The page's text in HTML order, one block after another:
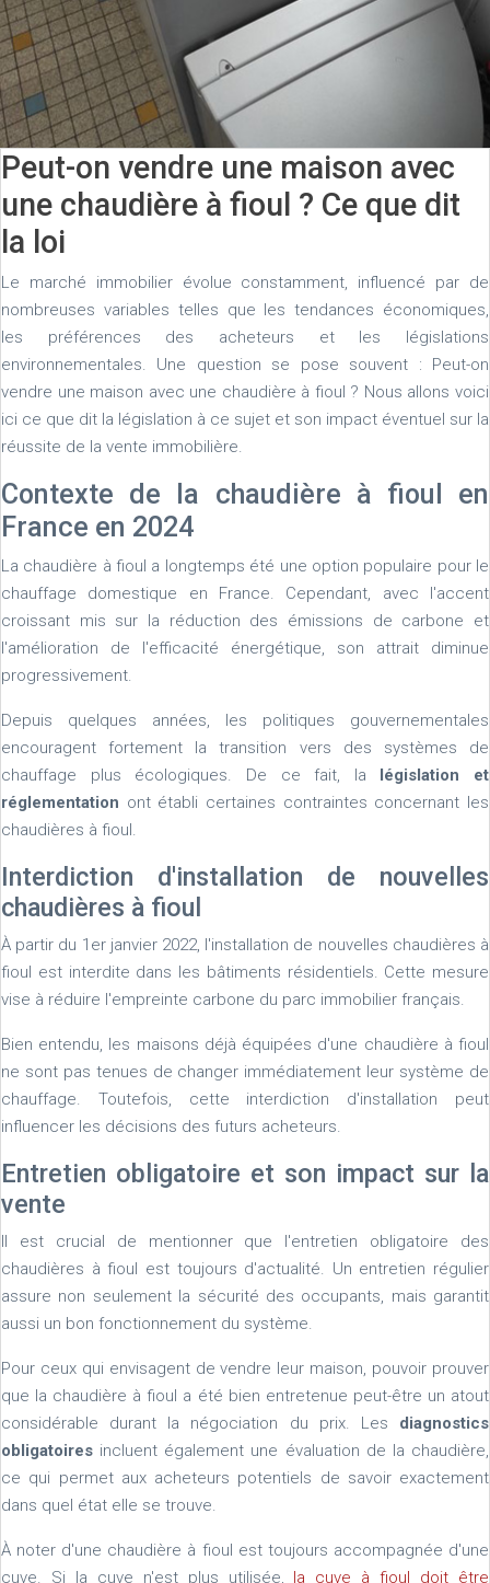
Peut-on vendre une maison avec
une chaudière à fioul ? Ce que dit
la loi
Le marché immobilier évolue constamment, influencé par de
nombreuses variables telles que les tendances économiques,
les préférences des acheteurs et les législations
environnementales. Une question se pose souvent : Peut-on
vendre une maison avec une chaudière à fioul ? Nous allons voici
ici ce que dit la législation à ce sujet et son impact éventuel sur la
réussite de la vente immobilière.
Contexte de la chaudière à fioul en
France en 2024
La chaudière à fioul a longtemps été une option populaire pour le
chauffage domestique en France. Cependant, avec l'accent
croissant mis sur la réduction des émissions de carbone et
l'amélioration de l'efficacité énergétique, son attrait diminue
progressivement.
Depuis quelques années, les politiques gouvernementales
encouragent fortement la transition vers des systèmes de
chauffage plus écologiques. De ce fait, la législation et
réglementation ont établi certaines contraintes concernant les
chaudières à fioul.
Interdiction d'installation de nouvelles
chaudières à fioul
À partir du 1er janvier 2022, l'installation de nouvelles chaudières à
fioul est interdite dans les bâtiments résidentiels. Cette mesure
vise à réduire l'empreinte carbone du parc immobilier français.
Bien entendu, les maisons déjà équipées d'une chaudière à fioul
ne sont pas tenues de changer immédiatement leur système de
chauffage. Toutefois, cette interdiction d'installation peut
influencer les décisions des futurs acheteurs.
Entretien obligatoire et son impact sur la
vente
Il est crucial de mentionner que l'entretien obligatoire des
chaudières à fioul est toujours d'actualité. Un entretien régulier
assure non seulement la sécurité des occupants, mais garantit
aussi un bon fonctionnement du système.
Pour ceux qui envisagent de vendre leur maison, pouvoir prouver
que la chaudière à fioul a été bien entretenue peut-être un atout
considérable durant la négociation du prix. Les diagnostics
obligatoires incluent également une évaluation de la chaudière,
ce qui permet aux acheteurs potentiels de savoir exactement
dans quel état elle se trouve.
À noter d'une chaudière à fioul est toujours accompagnée d'une
cuve. Si la cuve n'est plus utilisée, la cuve à fioul doit être